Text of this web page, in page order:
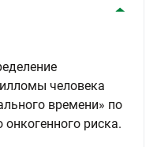
человека
времени» по
риска.